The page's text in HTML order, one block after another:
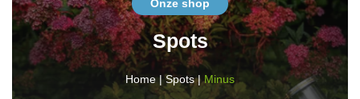
Onze shop
Spots
Home|Spots|Minus